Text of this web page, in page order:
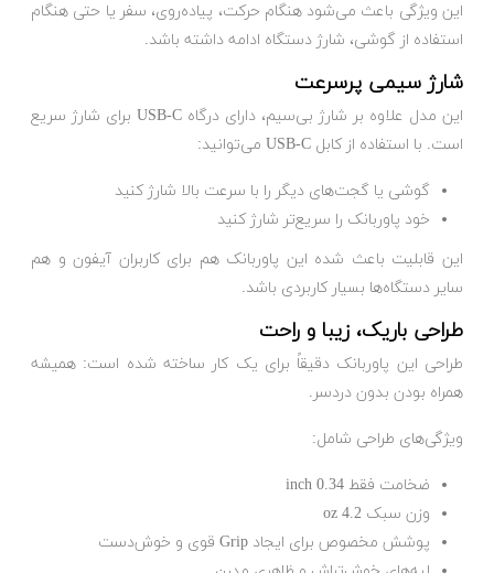
این ویژگی باعث می‌شود هنگام حرکت، پیاده‌روی، سفر یا حتی هنگام
استفاده از گوشی، شارژ دستگاه ادامه داشته باشد.
شارژ سیمی پرسرعت
این مدل علاوه بر شارژ بی‌سیم، دارای درگاه USB-C برای شارژ سریع
است. با استفاده از کابل USB-C می‌توانید:
گوشی یا گجت‌های دیگر را با سرعت بالا شارژ کنید
خود پاوربانک را سریع‌تر شارژ کنید
این قابلیت باعث شده این پاوربانک هم برای کاربران آیفون و هم
سایر دستگاه‌ها بسیار کاربردی باشد.
طراحی باریک، زیبا و راحت
طراحی این پاوربانک دقیقاً برای یک کار ساخته شده است: همیشه
همراه بودن بدون دردسر.
ویژگی‌های طراحی شامل:
ضخامت فقط 0.34 inch
وزن سبک 4.2 oz
پوشش مخصوص برای ایجاد Grip قوی و خوش‌دست